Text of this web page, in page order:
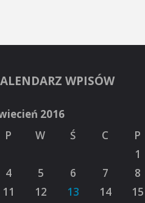
WPISÓW
2016
P
W Ś C P
1
4
5 6 7 8
11
12 13 14 15